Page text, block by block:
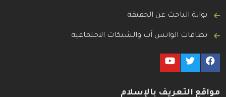
بوابة الباحث عن الحقيقة
بطاقات الواتس آب والشبكات الاجتماعية
مواقع التعريف بالإسلام